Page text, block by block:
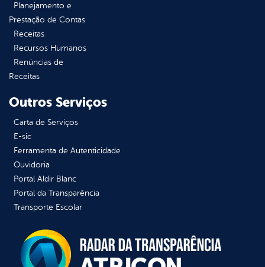
Planejamento e
Prestação de Contas
Receitas
Recursos Humanos
Renúncias de
Receitas
Outros Serviços
Carta de Serviços
E-sic
Ferramenta de Autenticidade
Ouvidoria
Portal Aldir Blanc
Portal da Transparência
Transporte Escolar